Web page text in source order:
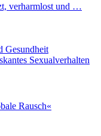
verharmlost und …
Gesundheit
Sexualverhalten
Rausch«